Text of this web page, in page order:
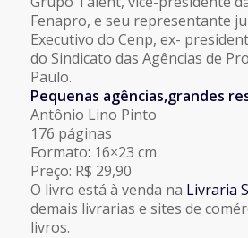
Fenapro, e seu representante
Executivo do Cenp, ex-
do Sindicato das Agências de
Paulo.
Pequenas agências,grandes
Antônio Lino Pinto
176 páginas
Formato: 16×23 cm
Preço: R$ 29,90
O livro está à venda na Livraria
demais livrarias e sites de
livros.